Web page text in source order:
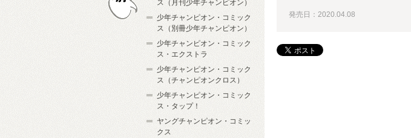
発売日：2020.04.08
ス（月刊少年チャンピオン）
少年チャンピオン・コミック
ス（別冊少年チャンピオン）
少年チャンピオン・コミック
ス・エクストラ
少年チャンピオン・コミック
ス（チャンピオンクロス）
少年チャンピオン・コミック
ス・タップ！
ヤングチャンピオン・コミッ
クス